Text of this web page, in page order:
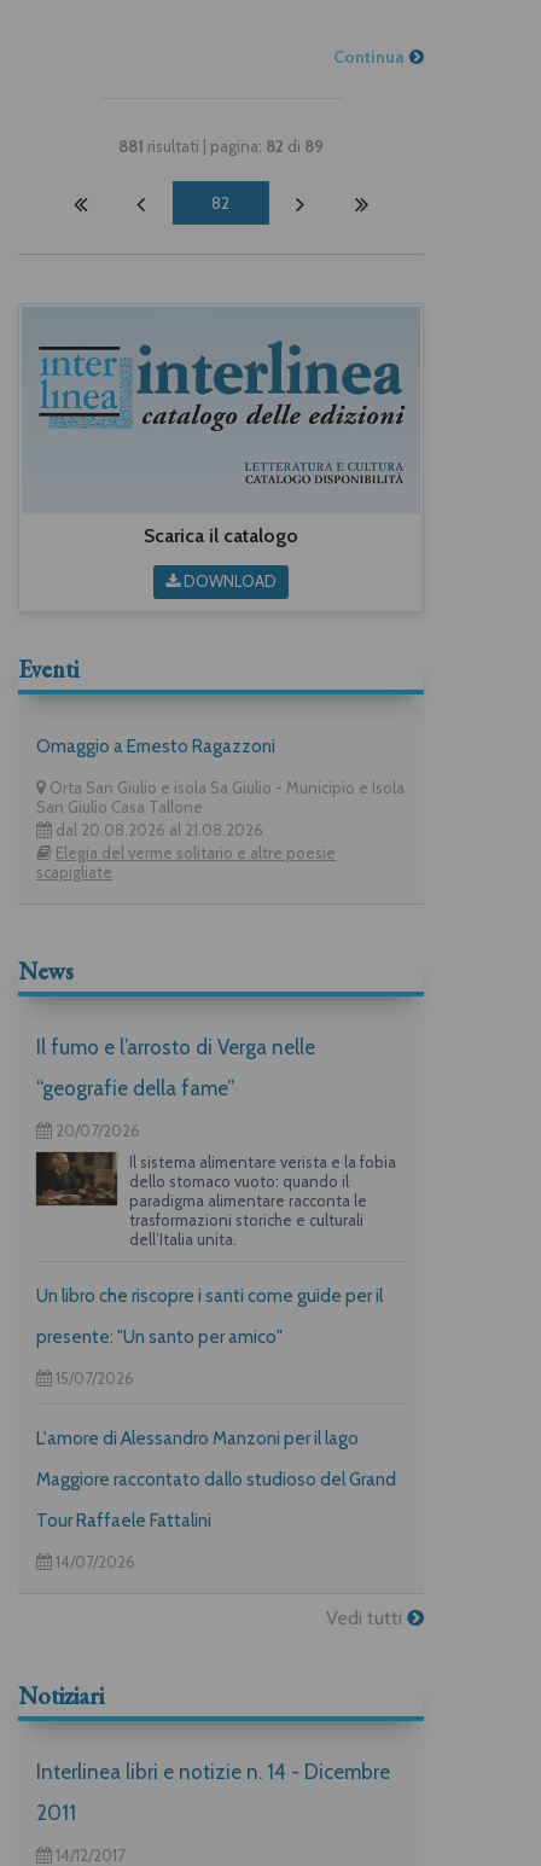
Continua
881 risultati | pagina: 82 di 89
82
Scarica il catalogo
DOWNLOAD
Eventi
Omaggio a Ernesto Ragazzoni
Orta San Giulio e isola Sa Giulio - Municipio e Isola
San Giulio Casa Tallone
dal 20.08.2026 al 21.08.2026
Elegia del verme solitario e altre poesie
scapigliate
News
Il fumo e l’arrosto di Verga nelle
“geografie della fame”
20/07/2026
Il sistema alimentare verista e la fobia
dello stomaco vuoto: quando il
paradigma alimentare racconta le
trasformazioni storiche e culturali
dell’Italia unita.
Un libro che riscopre i santi come guide per il
presente: "Un santo per amico"
15/07/2026
L'amore di Alessandro Manzoni per il lago
Maggiore raccontato dallo studioso del Grand
Tour Raffaele Fattalini
14/07/2026
Vedi tutti
Notiziari
Interlinea libri e notizie n. 14 - Dicembre
2011
14/12/2017